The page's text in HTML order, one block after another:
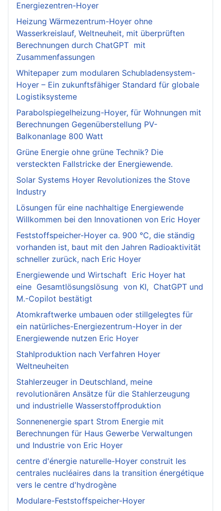
Energiezentren-Hoyer
Heizung Wärmezentrum-Hoyer ohne
Wasserkreislauf, Weltneuheit, mit überprüften
Berechnungen durch ChatGPT mit
Zusammenfassungen
Whitepaper zum modularen Schubladensystem-
Hoyer – Ein zukunftsfähiger Standard für globale
Logistiksysteme
Parabolspiegelheizung-Hoyer, für Wohnungen mit
Berechnungen Gegenüberstellung PV-
Balkonanlage 800 Watt
Grüne Energie ohne grüne Technik? Die
versteckten Fallstricke der Energiewende.
Solar Systems Hoyer Revolutionizes the Stove
Industry
Lösungen für eine nachhaltige Energiewende
Willkommen bei den Innovationen von Eric Hoyer
Feststoffspeicher-Hoyer ca. 900 °C, die ständig
vorhanden ist, baut mit den Jahren Radioaktivität
schneller zurück, nach Eric Hoyer
Energiewende und Wirtschaft Eric Hoyer hat
eine Gesamtlösungslösung von KI, ChatGPT und
M.-Copilot bestätigt
Atomkraftwerke umbauen oder stillgelegtes für
ein natürliches-Energiezentrum-Hoyer in der
Energiewende nutzen Eric Hoyer
Stahlproduktion nach Verfahren Hoyer
Weltneuheiten
Stahlerzeuger in Deutschland, meine
revolutionären Ansätze für die Stahlerzeugung
und industrielle Wasserstoffproduktion
Sonnenenergie spart Strom Energie mit
Berechnungen für Haus Gewerbe Verwaltungen
und Industrie von Eric Hoyer
centre d'énergie naturelle-Hoyer construit les
centrales nucléaires dans la transition énergétique
vers le centre d'hydrogène
Modulare-Feststoffspeicher-Hoyer